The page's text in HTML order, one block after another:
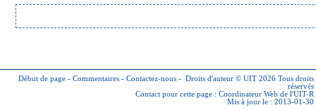
Début de page - Commentaires - Contactez-nous - Droits d'auteur © UIT 2026 Tous droits
réservés
Contact pour cette page : Coordinateur Web de l'UIT-R
Mis à jour le : 2013-01-30